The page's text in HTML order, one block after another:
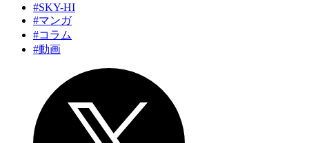
#SKY-HI
#マンガ
#コラム
#動画